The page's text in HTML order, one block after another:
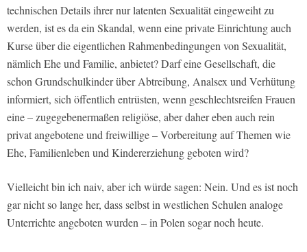
technischen Details ihrer nur latenten Sexualität eingeweiht zu
werden, ist es da ein Skandal, wenn eine private Einrichtung auch
Kurse über die eigentlichen Rahmenbedingungen von Sexualität,
nämlich Ehe und Familie, anbietet? Darf eine Gesellschaft, die
schon Grundschulkinder über Abtreibung, Analsex und Verhütung
informiert, sich öffentlich entrüsten, wenn geschlechtsreifen Frauen
eine – zugegebenermaßen religiöse, aber daher eben auch rein
privat angebotene und freiwillige – Vorbereitung auf Themen wie
Ehe, Familienleben und Kindererziehung geboten wird?
Vielleicht bin ich naiv, aber ich würde sagen: Nein. Und es ist noch
gar nicht so lange her, dass selbst in westlichen Schulen analoge
Unterrichte angeboten wurden – in Polen sogar noch heute.